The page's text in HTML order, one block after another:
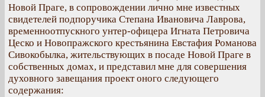
Новой Праге, в сопровождении лично мне известных
свидетелей подпоручика Степана Ивановича Лаврова,
временноотпускного унтер-офицера Игната Петровича
Цеско и Новопражского крестьянина Евстафия Романова
Сивокобылка, жительствующих в посаде Новой Праге в
собственных домах, и представил мне для совершения
духовного завещания проект оного следующего
содержания: